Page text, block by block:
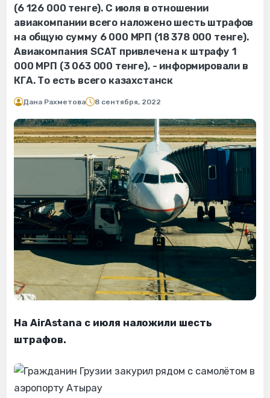
(6 126 000 тенге). С июля в отношении
авиакомпании всего наложено шесть штрафов
на общую сумму 6 000 МРП (18 378 000 тенге).
Авиакомпания SCAT привлечена к штрафу 1
000 МРП (3 063 000 тенге), - информировали в
КГА. То есть всего казахстанск
Дана Рахметова 8 сентября, 2022
На AirAstana с июля наложили шесть
штрафов.